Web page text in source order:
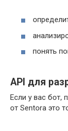
понять
API для
Если у вас бот,
от Sentora это